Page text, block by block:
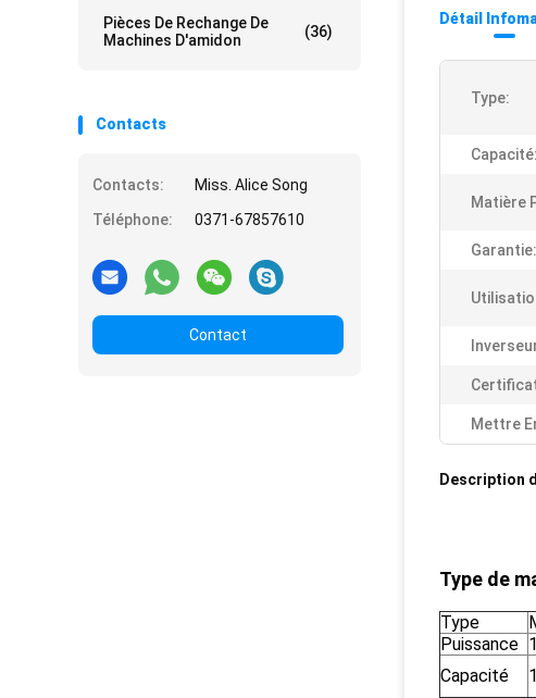
Pièces De Rechange De
Machines D'amidon
(36)
Contacts
Contacts:
Miss. Alice Song
Téléphone:
0371-67857610
Contact
Détail
Type:
Capacité:
Matière
Garantie:
Mettre
Description
Type de
Type
Puissance
Capacité